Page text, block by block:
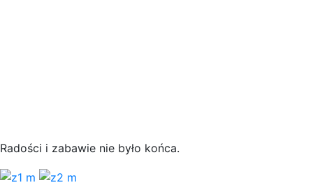
Radości i zabawie nie było końca.